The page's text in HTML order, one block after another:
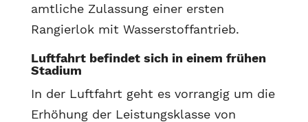
amtliche Zulassung einer ersten
Rangierlok mit Wasserstoffantrieb.
Luftfahrt befindet sich in einem frühen
Stadium
In der Luftfahrt geht es vorrangig um die
Erhöhung der Leistungsklasse von